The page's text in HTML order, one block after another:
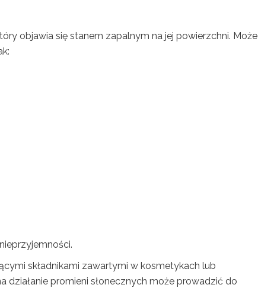
objawia się stanem zapalnym na jej powierzchni. Może
składnikami zawartymi w kosmetykach lub
działanie promieni słonecznych może prowadzić do